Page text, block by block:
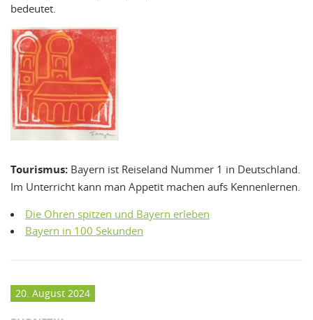
bedeutet.
Tourismus: Bayern ist Reiseland Nummer 1 in Deutschland.
Im Unterricht kann man Appetit machen aufs Kennenlernen.
Die Ohren spitzen und Bayern erleben
Bayern in 100 Sekunden
20. August 2024